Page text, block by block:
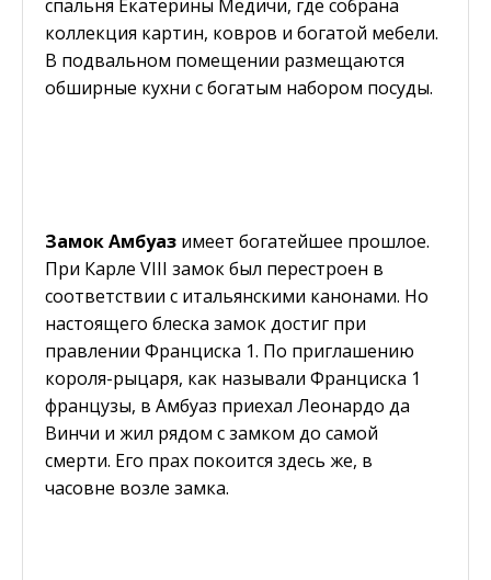
спальня Екатерины Медичи, где собрана
коллекция картин, ковров и богатой мебели.
В подвальном помещении размещаются
обширные кухни с богатым набором посуды.
Замок Амбуаз имеет богатейшее прошлое.
При Карле VIII замок был перестроен в
соответствии с итальянскими канонами. Но
настоящего блеска замок достиг при
правлении Франциска 1. По приглашению
короля-рыцаря, как называли Франциска 1
французы, в Амбуаз приехал Леонардо да
Винчи и жил рядом с замком до самой
смерти. Его прах покоится здесь же, в
часовне возле замка.